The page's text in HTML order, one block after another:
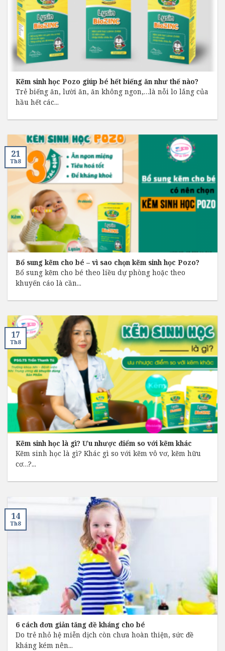
Kẽm sinh học Pozo giúp bé hết biếng ăn như thế nào?
Trẻ biếng ăn, lười ăn, ăn không ngon,…là nỗi lo lắng của
hầu hết các...
Bổ sung kẽm cho bé – vì sao chọn kẽm sinh học Pozo?
Bổ sung kẽm cho bé theo liều dự phòng hoặc theo
khuyến cáo là cần...
21
Th8
Kẽm sinh học là gì? Ưu nhược điểm so với kẽm khác
Kẽm sinh học là gì? Khác gì so với kẽm vô vơ, kẽm hữu
cơ…?...
17
Th8
6 cách đơn giản tăng đề kháng cho bé
Do trẻ nhỏ hệ miễn dịch còn chưa hoàn thiện, sức đề
kháng kém nên...
14
Th8